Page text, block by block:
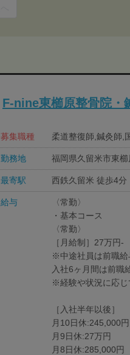
F-nine東櫛原整骨院・
募集職種 柔道整復師,鍼灸師,
勤務地 福岡県久留米市東
最寄駅 西鉄久留米 徒歩4分
給与
〈常勤〉
・基本コース
〈常勤〉
［月給制］27万円-
※中途社員は前職給
入社6ヶ月間は前職
※経験や状況に応じ
［入社半年以後］
月10日休:245,000円
月9日休:27万円
月8日休:285,000円